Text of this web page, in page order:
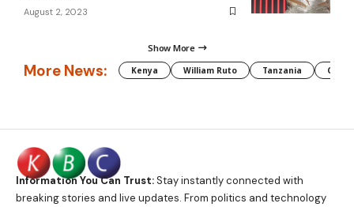
August 2, 2023
Show More
More News: Kenya William Ruto Tanzania CAF
Information You Can Trust:Stay instantly connected with
breaking stories and live updates. From politics and technology